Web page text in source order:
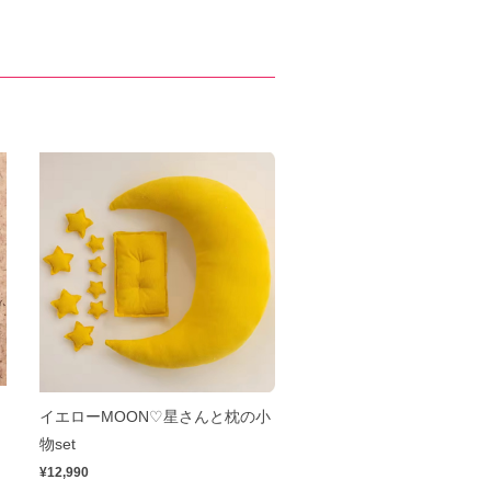
イエローMOON♡星さんと枕の小
物set
¥12,990